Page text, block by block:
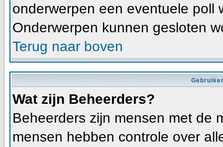
onderwerpen een eventuele poll
Onderwerpen kunnen gesloten
Terug naar boven
Wat zijn Beheerders?
Beheerders zijn mensen met de
mensen hebben controle over